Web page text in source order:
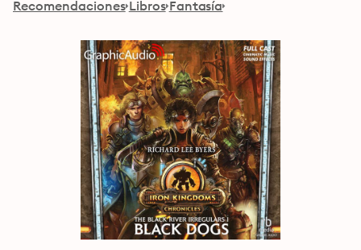
Recomendaciones Libros Fantasía